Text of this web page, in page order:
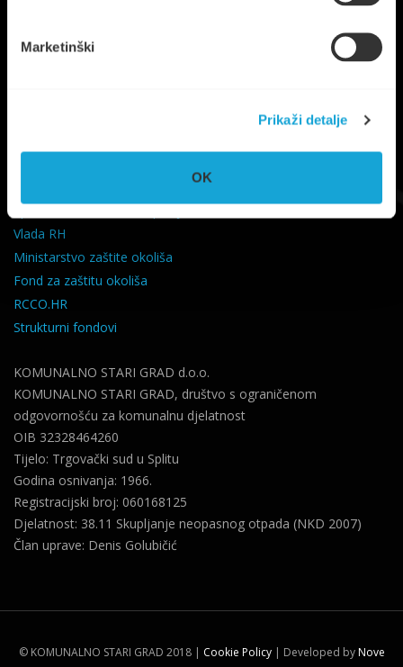
Marketinški
Prikaži detalje
OK
UPRAVA
KORISNI LINKOVI
Vlada RH
Ministarstvo zaštite okoliša
Fond za zaštitu okoliša
RCCO.HR
Strukturni fondovi
KOMUNALNO STARI GRAD d.o.o.
KOMUNALNO STARI GRAD, društvo s ograničenom
odgovornošću za komunalnu djelatnost
OIB 32328464260
Tijelo: Trgovački sud u Splitu
Godina osnivanja: 1966.
Registracijski broj: 060168125
Djelatnost: 38.11 Skupljanje neopasnog otpada (NKD 2007)
Član uprave: Denis Golubičić
© KOMUNALNO STARI GRAD 2018| Cookie Policy| Developed by Nove